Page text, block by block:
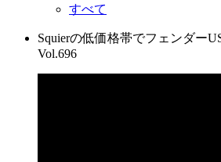
すべて
Squierの低価格帯でフェンダー
Vol.696